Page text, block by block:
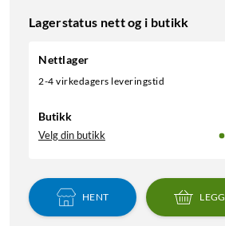
Lagerstatus nett og i butikk
Nettlager
2-4 virkedagers leveringstid
Butikk
Velg din butikk
HENT